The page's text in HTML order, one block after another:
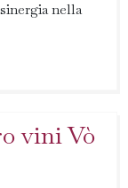
nella
vini Vò